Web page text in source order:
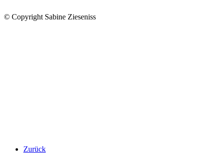
© Copyright Sabine Zieseniss
Zurück